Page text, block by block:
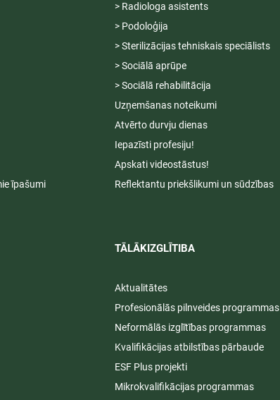
īpašumi
> Radiologa asistents
> Podoloģija
> Sterilizācijas tehniskais speciālists
> Sociālā aprūpe
> Sociālā rehabilitācija
Uzņemšanas noteikumi
Atvērto durvju dienas
Iepazīsti profesiju!
Apskati videostāstus!
Reflektantu priekšlikumi un sūdzības
TĀLĀKIZGLĪTIBA
Aktualitātes
Profesionālās pilnveides programmas
Neformālās izglītības programmas
Kvalifikācijas atbilstības pārbaude
ESF Plus projekti
Mikrokvalifikācijas programmas